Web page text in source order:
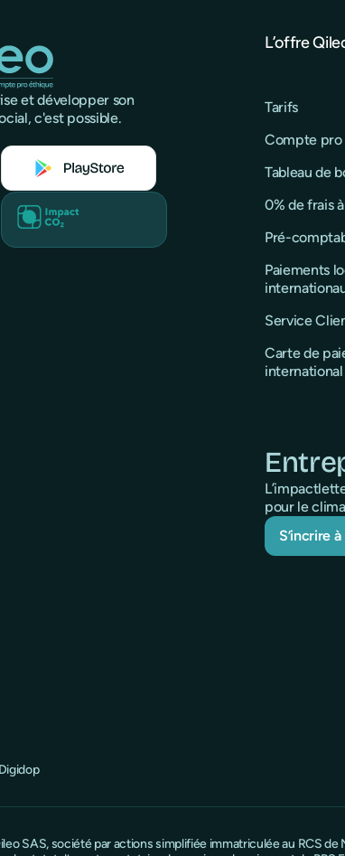
et développer son
c'est possible.
L’offre
Tarifs
Compte pro
Tableau de
0% de frais
Pré-
Paiements
Service
Carte de
international
pour le
S’incrire
SAS, société par actions simplifiée immatriculée au RCS